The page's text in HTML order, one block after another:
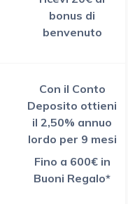
bonus di
benvenuto
Con il Conto
Deposito ottieni
il 2,50% annuo
lordo per 9 mesi
Fino a 600€ in
Buoni Regalo*